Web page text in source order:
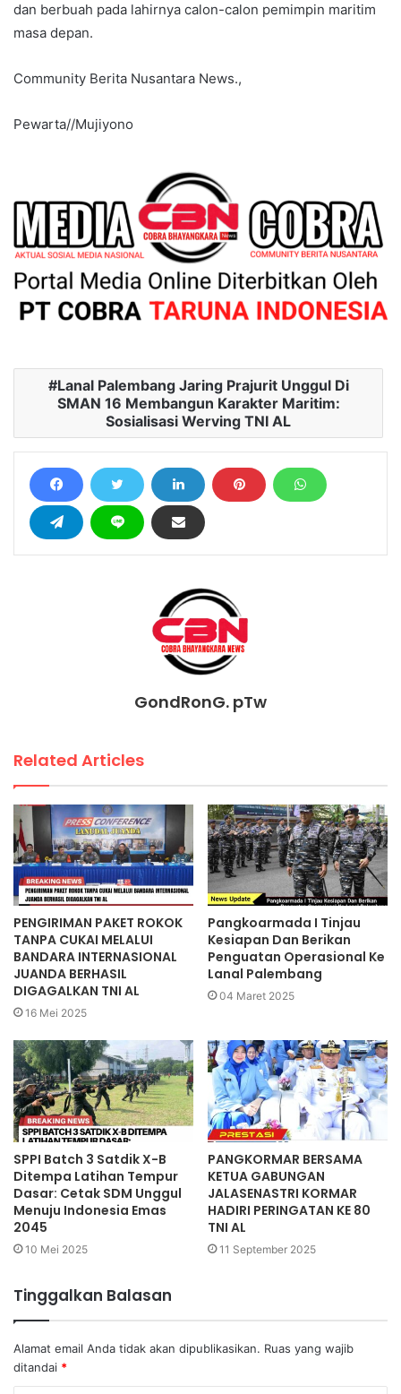
dan berbuah pada lahirnya calon-calon pemimpin maritim
masa depan.
Community Berita Nusantara News.,
Pewarta//Mujiyono
Lanal Palembang Jaring Prajurit Unggul Di
SMAN 16 Membangun Karakter Maritim:
Sosialisasi Werving TNI AL
GondRonG. pTw
Related Articles
PENGIRIMAN PAKET ROKOK
TANPA CUKAI MELALUI
BANDARA INTERNASIONAL
JUANDA BERHASIL
DIGAGALKAN TNI AL
16 Mei 2025
Pangkoarmada I Tinjau
Kesiapan Dan Berikan
Penguatan Operasional Ke
Lanal Palembang
04 Maret 2025
SPPI Batch 3 Satdik X-B
Ditempa Latihan Tempur
Dasar: Cetak SDM Unggul
Menuju Indonesia Emas
2045
10 Mei 2025
PANGKORMAR BERSAMA
KETUA GABUNGAN
JALASENASTRI KORMAR
HADIRI PERINGATAN KE 80
TNI AL
11 September 2025
Tinggalkan Balasan
Alamat email Anda tidak akan dipublikasikan. Ruas yang wajib
ditandai *